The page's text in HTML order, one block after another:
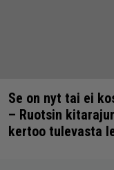
Se on nyt tai ei
– Ruotsin
kertoo tulevasta